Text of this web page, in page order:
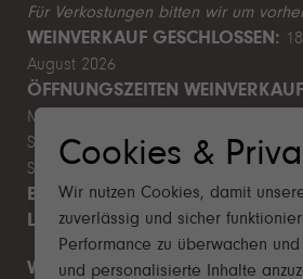
Für Verkostungen bitten wir um
WEINVERKAUF GESCHLOSSEN:
August 2026
ÖFFNUNGSZEITEN
Mo–Fr 9.00–12.00 & 13.00–17.00 Uhr
Sa 10.00–14.00 Uhr
So & Feiertage Ruhetag
BETRIEBSFERIEN SOMMER:1.
LEITBILD NACHHALTIGKEIT 2025
WICHTIGES
Cookies &
Wir nutzen Cookies, damit
zuverlässig und sicher
Performance zu überwachen
und personalisierte Inhalte